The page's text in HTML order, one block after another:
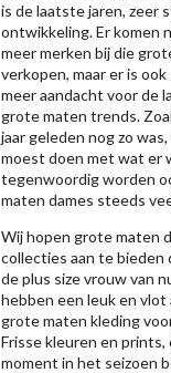
is de laatste jaren, zeer
ontwikkeling. Er komen
meer merken bij die
verkopen, maar er is
meer aandacht voor de
grote maten trends.
jaar geleden nog zo
moest doen met wat er
tegenwoordig worden
maten dames steeds
Wij hopen grote maten
collecties aan te bieden
de plus size vrouw van
hebben een leuk en vlot
grote maten kleding
Frisse kleuren en prints,
moment in het seizoen